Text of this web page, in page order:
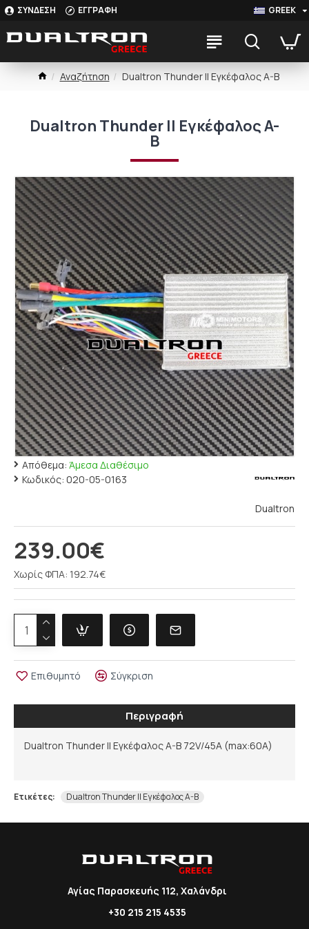
ΣΥΝΔΕΣΗ ΕΓΓΡΑΦΗ GREEK
Αναζήτηση Dualtron Thunder II Εγκέφαλος A-B
Dualtron Thunder II Εγκέφαλος A-
B
Απόθεμα: Άμεσα Διαθέσιμο
Κωδικός: 020-05-0163
Dualtron
239.00€
Χωρίς ΦΠΑ: 192.74€
Επιθυμητό Σύγκριση
Περιγραφή
Dualtron Thunder II Εγκέφαλος A-B 72V/45A (max:60A)
Ετικέτες: Dualtron Thunder II Εγκέφαλος A-B
Αγίας Παρασκευής 112, Χαλάνδρι
+30 215 215 4535